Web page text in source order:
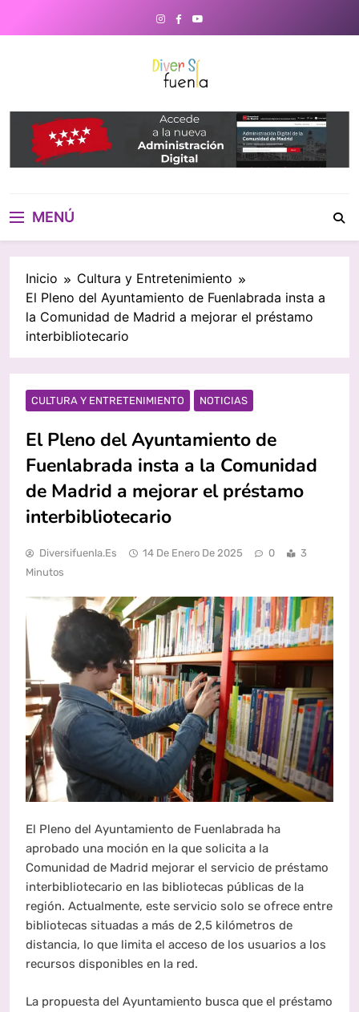
DiverSiFuenla
Diversifuenla – Tu medio digital
de referencia en Fuenlabrada.
Noticias, eventos culturales,
gastronomía y un directorio de
MENÚ
Inicio
Cultura y Entretenimiento
El Pleno del Ayuntamiento de Fuenlabrada insta a
la Comunidad de Madrid a mejorar el préstamo
interbibliotecario
CULTURA Y ENTRETENIMIENTO NOTICIAS
El Pleno del Ayuntamiento de
Fuenlabrada insta a la Comunidad
de Madrid a mejorar el préstamo
interbibliotecario
Diversifuenla.es 14 De Enero De 2025 0
3
Minutos
El Pleno del Ayuntamiento de Fuenlabrada ha
aprobado una moción en la que solicita a la
Comunidad de Madrid mejorar el servicio de préstamo
interbibliotecario en las bibliotecas públicas de la
región. Actualmente, este servicio solo se ofrece entre
bibliotecas situadas a más de 2,5 kilómetros de
distancia, lo que limita el acceso de los usuarios a los
recursos disponibles en la red.
La propuesta del Ayuntamiento busca que el préstamo